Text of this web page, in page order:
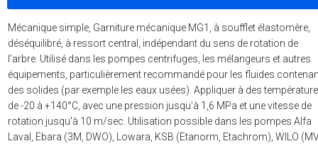
Mécanique simple, Garniture mécanique MG1, à soufflet élastomère,
déséquilibré, à ressort central, indépendant du sens de rotation de
l'arbre. Utilisé dans les pompes centrifuges, les mélangeurs et autres
équipements, particulièrement recommandé pour les fluides
des solides (par exemple les eaux usées). Appliquer à des
de -20 à +140°C, avec une pression jusqu'à 1,6 MPa et une vitesse de
rotation jusqu'à 10 m/sec. Utilisation possible dans les pompes Alfa
Laval, Ebara (3M, DWO), Lowara, KSB (Etanorm, Etachrom), WILO